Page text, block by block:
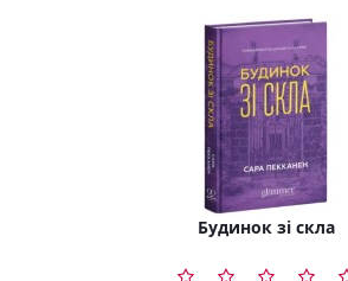
Будинок зі скла